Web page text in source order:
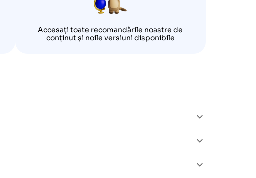
Accesați toate recomandările noastre de
conținut și noile versiuni disponibile